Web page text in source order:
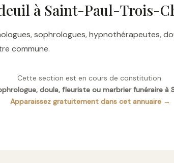
à Saint-Paul-Trois-
sophrologues, hypnothérapeutes,
commune.
Cette section est en cours de constitution.
doula, fleuriste ou marbrier funéraire
Apparaissez gratuitement dans cet annuaire →